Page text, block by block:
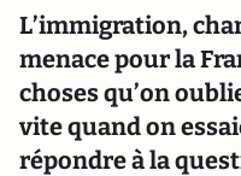
L’immigration,
menace pour la
choses qu’on
vite quand on
répondre à la